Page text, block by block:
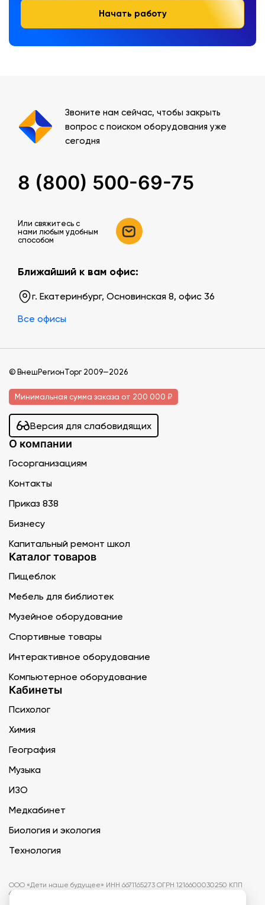
Начать работу
Звоните нам сейчас, чтобы закрыть
вопрос с поиском оборудования уже
сегодня
8 (800) 500-69-75
Или свяжитесь c
нами любым удобным
способом
Ближайший к вам офис:
г. Екатеринбург, Основинская 8, офис 36
Все офисы
© ВнешРегионТорг 2009—2026
Минимальная сумма заказа от 200 000 ₽
Версия для слабовидящих
О компании
Госорганизациям
Контакты
Приказ 838
Бизнесу
Капитальный ремонт школ
Каталог товаров
Пищеблок
Мебель для библиотек
Музейное оборудование
Спортивные товары
Интерактивное оборудование
Компьютерное оборудование
Кабинеты
Психолог
Химия
География
Музыка
ИЗО
Медкабинет
Биология и экология
Технология
ООО «Дети наше будущее» ИНН 6671165273 ОГРН 1216600030250 КПП
667101001 БИК 046577674